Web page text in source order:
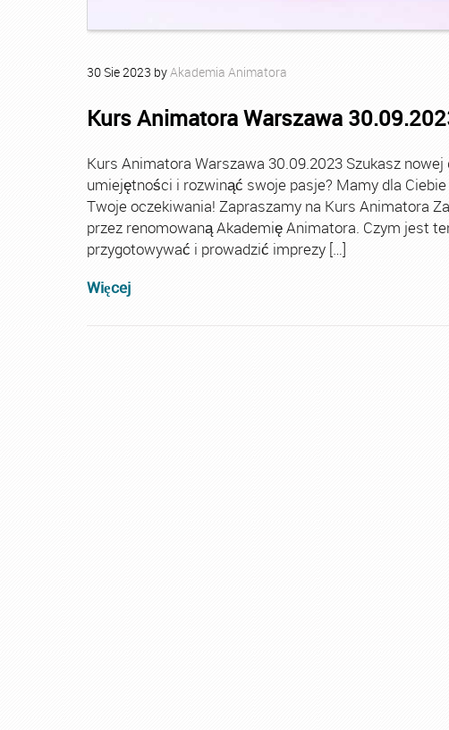
30 Sie2023 byAkademia Animatora
Kurs Animatora Warszawa
Kurs Animatora Warszawa 30.09.2023 Szukasz
umiejętności i rozwinąć swoje pasje? Mamy dla
Twoje oczekiwania! Zapraszamy na Kurs Animatora
przez renomowaną Akademię Animatora. Czym jest
przygotowywać i prowadzić imprezy […]
Więcej